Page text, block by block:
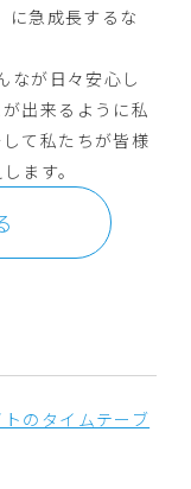
に急成長するな
なが日々安心し
出来るように私
て私たちが皆様
ます。
のタイムテーブ